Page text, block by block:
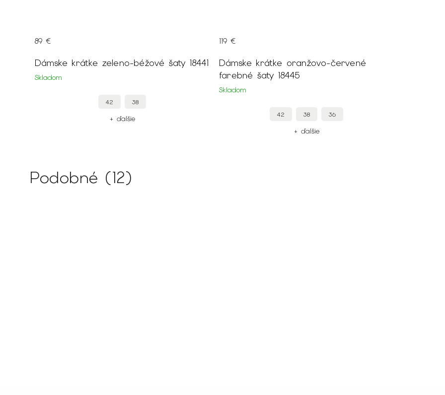
Dámske krátke zeleno-béžové šaty 18441
Skladom
89 €
42 38
+ ďalšie
Dámske krátke oranžovo-červené
farebné šaty 18445
Skladom
119 €
42 38 36
+ ďalšie
Podobné (12)